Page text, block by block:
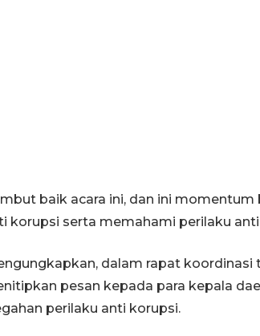
baik acara ini, dan ini
korupsi serta memahami perilaku
dalam rapat koordinasi
pesan kepada para kepala
perilaku anti korupsi.